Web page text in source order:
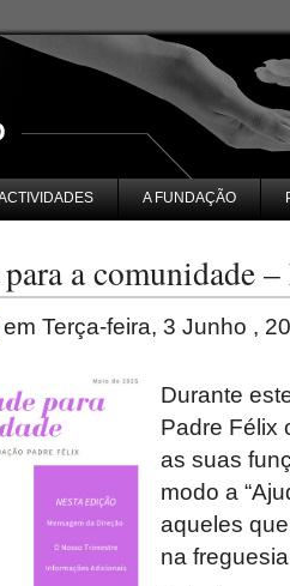
A FUNDAÇÃO
a comunidade
em Terça-feira, 3 Junho ,
Durante
Padre Félix
as suas
modo a
aqueles
na